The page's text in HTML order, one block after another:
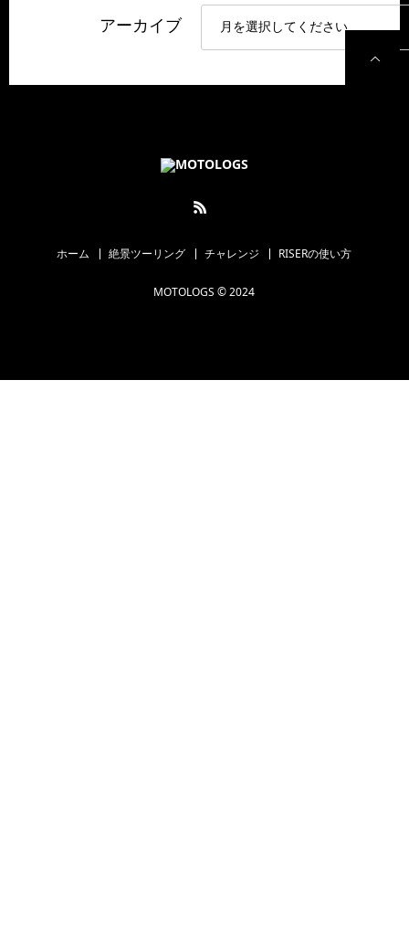
アーカイブ
ホーム 絶景ツーリング チャレンジ RISERの使い方
MOTOLOGS © 2024